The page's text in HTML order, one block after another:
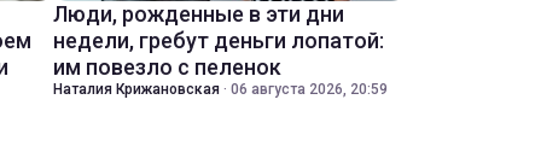
Люди, рожденные в эти дни
недели, гребут деньги лопатой:
им повезло с пеленок
Наталия Крижановская · 06 августа 2026, 20:59